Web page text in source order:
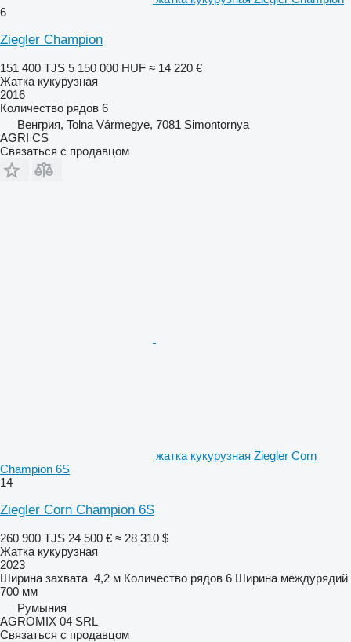
6
Ziegler Champion
151 400 TJS 5 150 000 HUF ≈ 14 220 €
Жатка кукурузная
2016
Количество рядов 6
Венгрия, Tolna Vármegye, 7081 Simontornya
AGRI CS
Связаться с продавцом
жатка кукурузная Ziegler Corn
Champion 6S
14
Ziegler Corn Champion 6S
260 900 TJS 24 500 € ≈ 28 310 $
Жатка кукурузная
2023
Ширина захвата 4,2 м Количество рядов 6 Ширина междурядий
700 мм
Румыния
AGROMIX 04 SRL
Связаться с продавцом